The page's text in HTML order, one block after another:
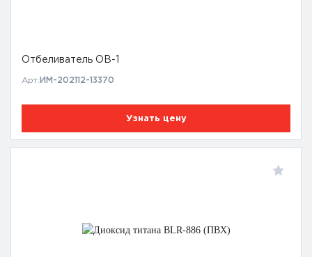
Отбеливатель OB-1
Арт: ИМ-202112-13370
Узнать цену